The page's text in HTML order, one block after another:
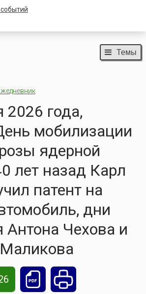
Темы
2026 года,
мобилизации
ядерной
лет назад Карл
патент на
дни
Чехова и